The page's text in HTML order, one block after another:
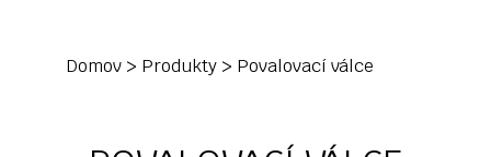
Domov > Produkty > Povalovací válce